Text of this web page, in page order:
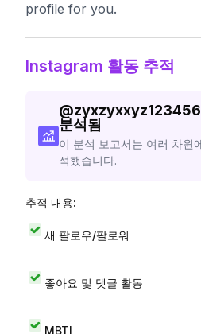
profile for you.
Instagram 활동 추적
@zyxzyxxyz123456
분석됨
이 분석 보고서는 여러 차원
석했습니다.
추적 내용:
새 팔로우/팔로워
좋아요 및 댓글 활동
MBTI